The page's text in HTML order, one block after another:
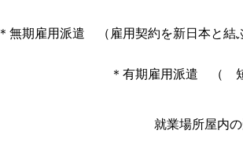
＊無期雇用派遣 （雇用契約を新日本と
＊有期雇用派遣 （
就業場所屋内